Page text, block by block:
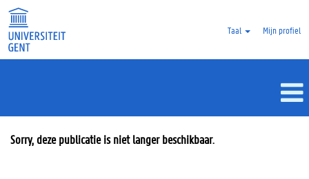
Taal Mijn profiel
Sorry, deze publicatie is niet langer beschikbaar.